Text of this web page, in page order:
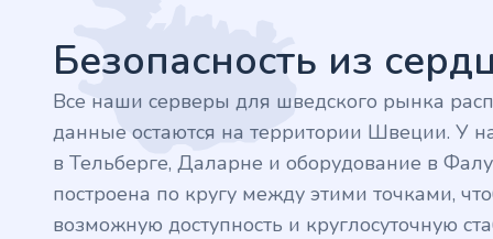
.in
.shop
Безопасность из
Все наши серверы для шведского рынка
данные остаются на территории Швеции. У
в Тельберге, Даларне и оборудование в
построена по кругу между этими точками,
возможную доступность и круглосуточную